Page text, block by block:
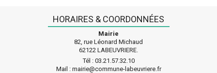
HORAIRES & COORDONNÉES
Mairie
82, rue Léonard Michaud
62122 LABEUVRIERE.
Tél : 03.21.57.32.10
Mail : mairie@commune-labeuvriere.fr